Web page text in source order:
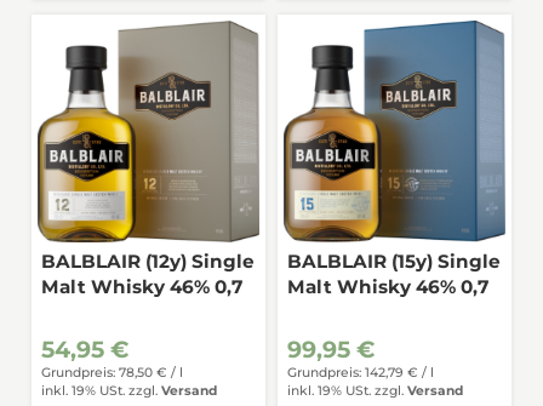
BALBLAIR (12y) Single
Malt Whisky 46% 0,7
54,95 €
Grundpreis: 78,50 € /
inkl. 19% USt. zzgl. Versand
BALBLAIR (15y) Single
Malt Whisky 46% 0,7
99,95 €
Grundpreis: 142,79 € /
inkl. 19% USt. zzgl. Versand